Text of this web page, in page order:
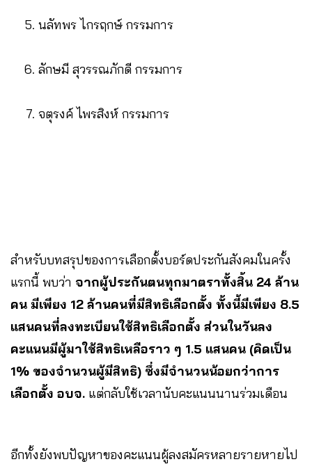
นลัทพร ไกรฤกษ์ กรรมการ
ลักษมี สุวรรณภักดี กรรมการ
จตุรงค์ ไพรสิงห์ กรรมการ
สำหรับบทสรุปของการเลือกตั้งบอร์ดประกันสังคมในครั้ง
แรกนี้ พบว่า จากผู้ประกันตนทุกมาตราทั้งสิ้น 24 ล้าน
คน มีเพียง 12 ล้านคนที่มีสิทธิเลือกตั้ง ทั้งนี้มีเพียง 8.5
แสนคนที่ลงทะเบียนใช้สิทธิเลือกตั้ง ส่วนในวันลง
คะแนนมีผู้มาใช้สิทธิเหลือราว ๆ 1.5 แสนคน (คิดเป็น
1% ของจำนวนผู้มีสิทธิ) ซึ่งมีจำนวนน้อยกว่าการ
เลือกตั้ง อบจ. แต่กลับใช้เวลานับคะแนนนานร่วมเดือน
อีกทั้งยังพบปัญหาของคะแนนผู้ลงสมัครหลายรายหายไป